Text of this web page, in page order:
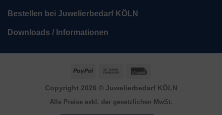
Bestellen bei Juwelierbedarf KÖLN
Downloads / Informationen
PayPal
Bank
Copyright 2026 © Juwelierbedarf KÖLN
Alle Preise exkl. der gesetzlichen MwSt.